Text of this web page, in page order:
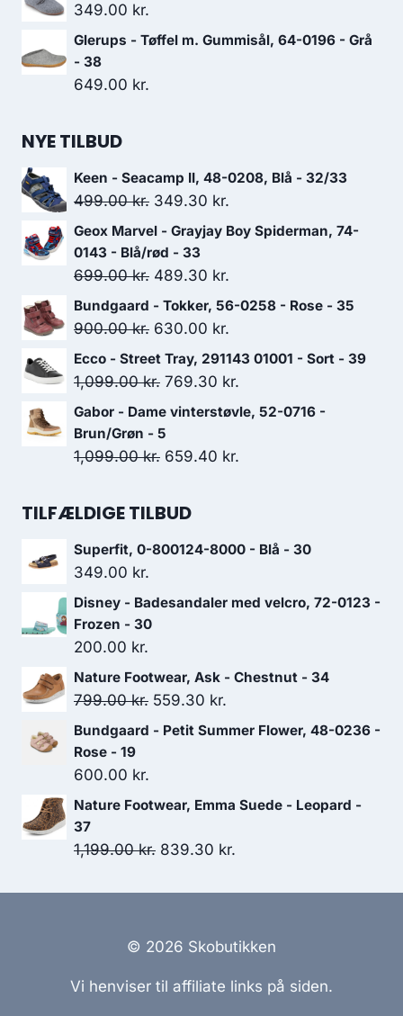
349.00 kr.
Glerups - Tøffel m. Gummisål, 64-0196 - Grå
- 38
649.00 kr.
NYE TILBUD
Keen - Seacamp II, 48-0208, Blå - 32/33
499.00kr. Den
oprindelige
pris
var:
499.00 kr..
349.30 kr.
aktuelle
349.30 kr..
Geox Marvel - Grayjay Boy Spiderman, 74-
0143 - Blå/rød - 33
699.00kr. Den
oprindelige
pris
699.00 kr..
489.30 kr.
aktuelle
Bundgaard - Tokker, 56-0258 - Rose - 35
900.00kr. Den
oprindelige
pris
900.00 kr..
630.00 kr.
aktuelle
pris
630.00 kr..
Ecco - Street Tray, 291143 01001 - Sort - 39
1,099.00kr. Den
oprindelige
pris
var:
769.30 kr.
aktuelle
Gabor - Dame vinterstøvle, 52-0716 -
Brun/Grøn - 5
1,099.00kr. Den
pris
1,099.00 kr..
659.40 kr.
659.40 kr..
TILFÆLDIGE TILBUD
Superfit, 0-800124-8000 - Blå - 30
349.00 kr.
Disney - Badesandaler med velcro, 72-0123 -
Frozen - 30
200.00 kr.
Nature Footwear, Ask - Chestnut - 34
799.00kr. Den
oprindelige
799.00 kr..
559.30 kr.
aktuelle
559.30 kr..
Bundgaard - Petit Summer Flower, 48-0236 -
Rose - 19
600.00 kr.
Nature Footwear, Emma Suede - Leopard -
37
1,199.00kr. Den
pris
1,199.00 kr..
839.30 kr.
pris
839.30 kr..
© 2026 Skobutikken
Vi henviser til affiliate links på siden.